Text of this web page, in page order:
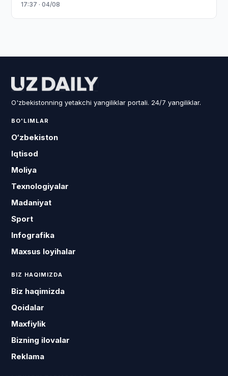
17:37 · 04/08
O'zbekistonning yetakchi yangiliklar portali. 24/7 yangiliklar.
BO'LIMLAR
O‘zbekiston
Iqtisod
Moliya
Texnologiyalar
Madaniyat
Sport
Infografika
Maxsus loyihalar
BIZ HAQIMIZDA
Biz haqimizda
Qoidalar
Maxfiylik
Bizning ilovalar
Reklama